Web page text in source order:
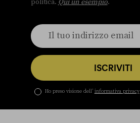
ISCRIVITI
Ho preso visione dell’ informativa privacy